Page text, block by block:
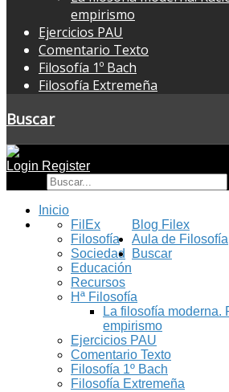
empirismo
Ejercicios PAU
Comentario Texto
Filosofía 1º Bach
Filosofía Extremeña
Buscar
Login Register
Inicio
Blog Filex
FilEx
Filosofía
Sociedad
Educación
Recursos
Aula de Filosofía
Hª Filosofía
La filosofía moderna.
empirismo
Ejercicios PAU
Comentario Texto
Filosofía 1º Bach
Filosofía Extremeña
Buscar